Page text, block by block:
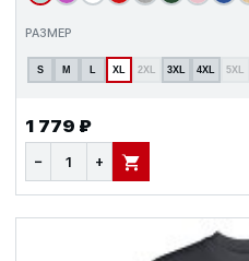
РАЗМЕР
S M L XL 2XL 3XL 4XL 5XL
1 779 ₽
− + В КОРЗИНУ